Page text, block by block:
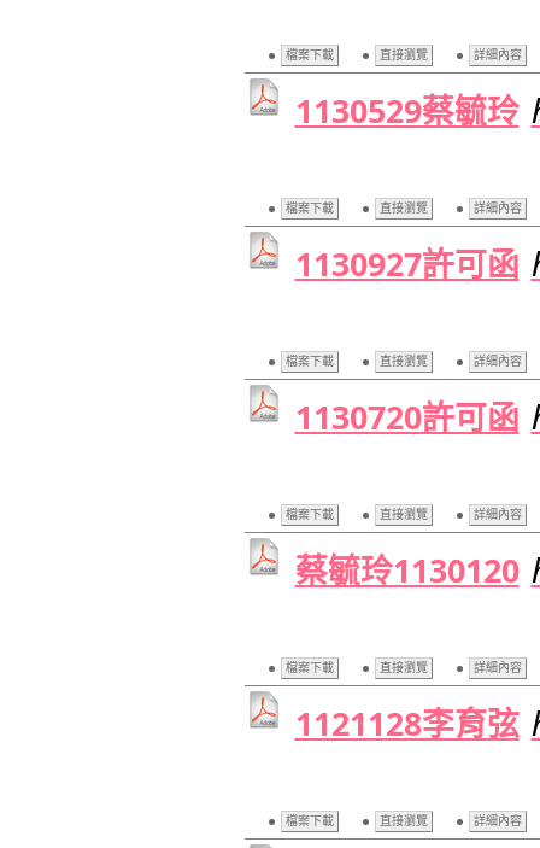
檔案下載 直接瀏覽 詳細內容
1130529蔡毓玲
檔案下載 直接瀏覽 詳細內容
1130927許可函
檔案下載 直接瀏覽 詳細內容
1130720許可函
檔案下載 直接瀏覽 詳細內容
蔡毓玲1130120
檔案下載 直接瀏覽 詳細內容
1121128李育弦
檔案下載 直接瀏覽 詳細內容